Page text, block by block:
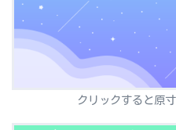
クリックすると原